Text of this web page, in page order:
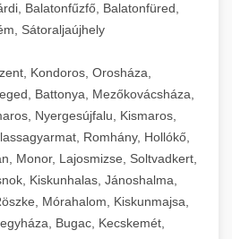
Balatonfűzfő, Balatonfüred,
Sátoraljaújhely
Kondoros, Orosháza,
Battonya, Mezőkovácsháza,
Nyergesújfalu, Kismaros,
Romhány, Hollókő,
Monor, Lajosmizse, Soltvadkert,
Kiskunhalas, Jánoshalma,
Mórahalom, Kiskunmajsa,
Bugac, Kecskemét,